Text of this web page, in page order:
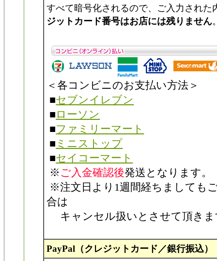
すべて暗号化されるので、ご入力された
ジットカード番号はお店には残りません
＜各コンビニのお支払い方法＞
■セブンイレブン
■ ローソン
■ファミリーマート
■ ミニストップ
■セイコーマート
※ ご入金確認後発送となります。
※注文日より1週間経ちましても
合は
キャンセル扱いとさせて頂きま
PayPal（クレジットカード／銀行振込）